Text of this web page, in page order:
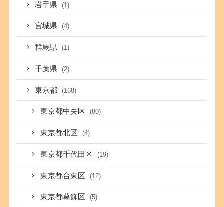
岩手県 (1)
宮城県 (4)
群馬県 (1)
千葉県 (2)
東京都 (168)
東京都中央区 (80)
東京都北区 (4)
東京都千代田区 (19)
東京都台東区 (12)
東京都葛飾区 (5)